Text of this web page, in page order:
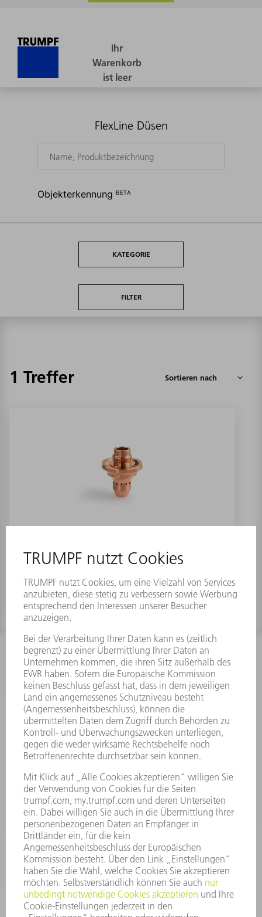
FlexLine Düsen
Objekterkennung ᴮᴱᵀᴬ
KATEGORIE
FILTER
1 Treffer
FlexLine Düsen
INFORMATION
Häufig gestellte Fragen
Allgemeine Geschäftsbedingungen
KONTAKT
Kundenbetreuung TRUMPF Werkzeugmaschinen
+49 7156 303 33222
Mo - Fr: 07:30 - 17:30 Uhr
Erweiterte Rufbereitschaft per Service App Mo - Fr:
06:30 - 20.00 Uhr Sa: 07:00 - 12:00 Uhr
Kundenbetreuung@trumpf.com
KONTAKT
Service TRUMPF Lasertechnik
+49 7156 303 37444
Mo - Fr: 07:30 - 18:00 Uhr
Additive Manufacturing 07:30 - 17:30 Uhr
spareparts.tld@trumpf.com